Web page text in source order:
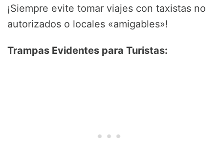
¡Siempre evite tomar viajes con taxistas no
autorizados o locales «amigables»!
Trampas Evidentes para Turistas: